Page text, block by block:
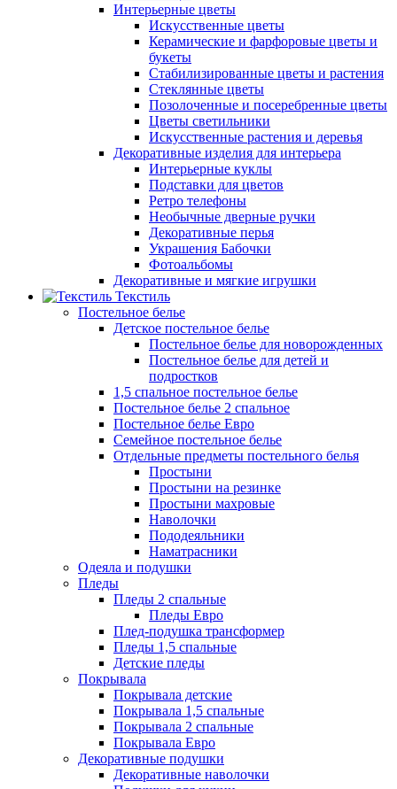
Интерьерные цветы
Искусственные цветы
Керамические и фарфоровые цветы и
букеты
Стабилизированные цветы и растения
Стеклянные цветы
Позолоченные и посеребренные цветы
Цветы светильники
Искусственные растения и деревья
Декоративные изделия для интерьера
Интерьерные куклы
Подставки для цветов
Ретро телефоны
Необычные дверные ручки
Декоративные перья
Украшения Бабочки
Фотоальбомы
Декоративные и мягкие игрушки
Текстиль
Постельное белье
Детское постельное белье
Постельное белье для новорожденных
Постельное белье для детей и
подростков
1,5 спальное постельное белье
Постельное белье 2 спальное
Постельное белье Евро
Семейное постельное белье
Отдельные предметы постельного белья
Простыни
Простыни на резинке
Простыни махровые
Наволочки
Пододеяльники
Наматрасники
Одеяла и подушки
Пледы
Пледы 2 спальные
Пледы Евро
Плед-подушка трансформер
Пледы 1,5 спальные
Детские пледы
Покрывала
Покрывала детские
Покрывала 1,5 спальные
Покрывала 2 спальные
Покрывала Евро
Декоративные подушки
Декоративные наволочки